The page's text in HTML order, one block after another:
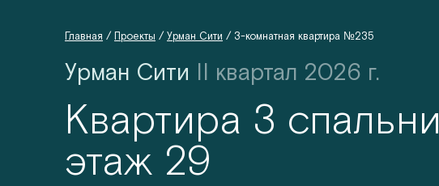
Главная / Проекты / Урман Сити / 3-комнатная квартира №235
Урман Сити II квартал 2026 г.
Квартира 3 спальни
этаж 29